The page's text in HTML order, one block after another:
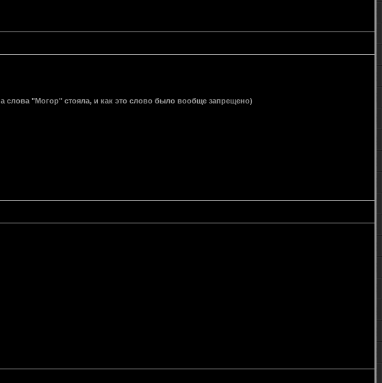
слова "Могор" стояла, и как это слово было вообще запрещено)